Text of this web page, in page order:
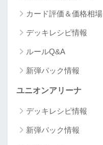
カード評価＆価格相場
デッキレシピ情報
ルールQ&A
新弾パック情報
ユニオンアリーナ
デッキレシピ情報
新弾パック情報